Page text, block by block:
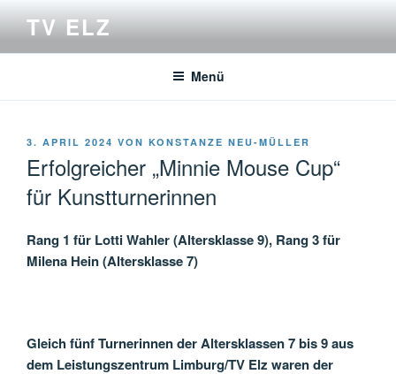
springen
TV ELZ
Menü
VERÖFFENTLICHT
3. APRIL 2024 VON KONSTANZE NEU-MÜLLER
Erfolgreicher „Minnie Mouse Cup“
für Kunstturnerinnen
Rang 1 für Lotti Wahler (Altersklasse 9), Rang 3 für
Milena Hein (Altersklasse 7)
Gleich fünf Turnerinnen der Altersklassen 7 bis 9 aus
dem Leistungszentrum Limburg/TV Elz waren der